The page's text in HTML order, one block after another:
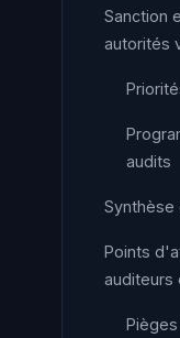
Sanction
autorités
audits
Synthèse
Points
auditeurs